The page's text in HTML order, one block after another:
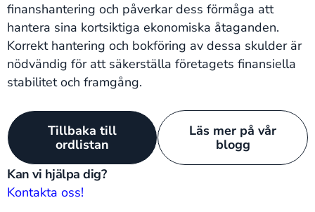
Kan vi hjälpa dig?
Kontakta oss!
finanshantering och påverkar dess förmåga att
hantera sina kortsiktiga ekonomiska åtaganden.
Korrekt hantering och bokföring av dessa skulder är
nödvändig för att säkerställa företagets finansiella
stabilitet och framgång.
Tillbaka till
ordlistan
Läs mer på vår
blogg